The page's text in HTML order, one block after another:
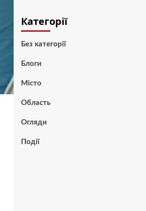
Категорії
Без категорії
Блоги
Місто
Область
Огляди
Події